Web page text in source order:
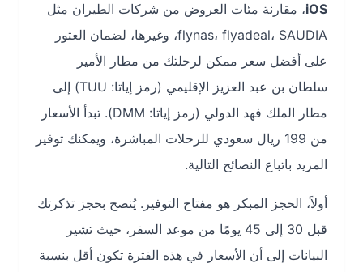
، مقارنة مئات العروض من شركات الطيران مثل
flynas، flyadeal، SAUDIA، وغيرها، لضمان العثور
على أفضل سعر ممكن لرحلتك من مطار الأمير
سلطان بن عبد العزيز الإقليمي (رمز إياتا: TUU) إلى
مطار الملك فهد الدولي (رمز إياتا: DMM). تبدأ الأسعار
من 199 ريال سعودي للرحلات المباشرة، ويمكنك توفير
المزيد باتباع النصائح التالية.
أولاً، الحجز المبكر هو مفتاح التوفير. يُنصح بحجز تذكرتك
قبل 30 إلى 45 يومًا من موعد السفر، حيث تشير
البيانات إلى أن الأسعار في هذه الفترة تكون أقل بنسبة